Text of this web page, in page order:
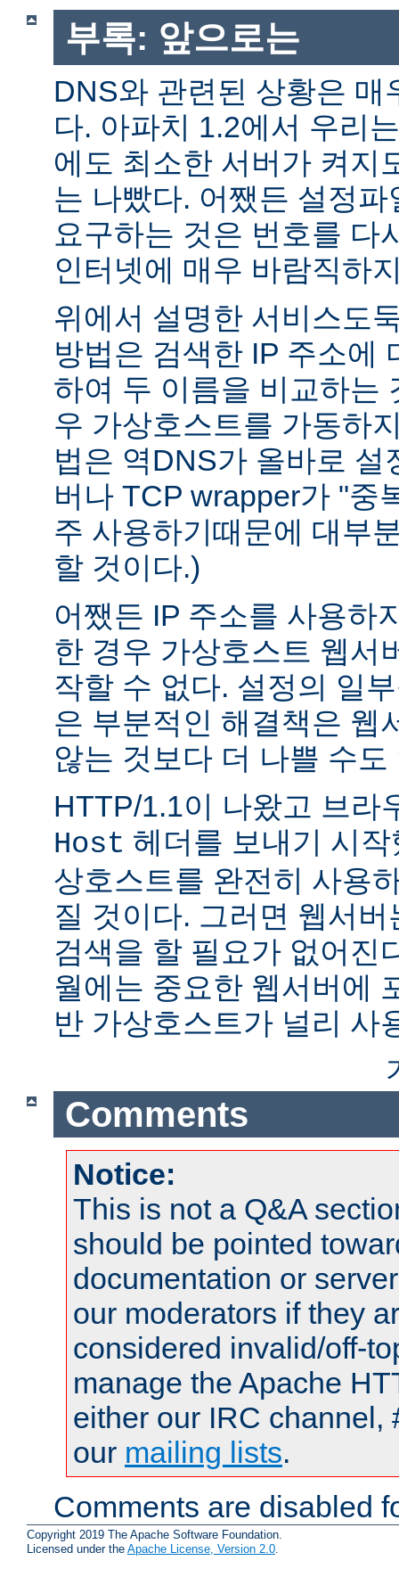
부록: 앞으로는
DNS와 관련된 상황은 매
다. 아파치 1.2에서 우리
에도 최소한 서버가 켜지
는 나빴다. 어쨌든 설정
요구하는 것은 번호를 다
인터넷에 매우 바람직하
위에서 설명한 서비스도
방법은 검색한 IP 주소에
하여 두 이름을 비교하는
우 가상호스트를 가동하
법은 역DNS가 올바로 설
버나 TCP wrapper가 "중
주 사용하기때문에 대부
할 것이다.)
어쨌든 IP 주소를 사용하
한 경우 가상호스트 웹서
작할 수 없다. 설정의 일
은 부분적인 해결책은 웹
않는 것보다 더 나쁠 수도
HTTP/1.1이 나왔고 브라
Host 헤더를 보내기 시
상호스트를 완전히 사용
질 것이다. 그러면 웹서
검색을 할 필요가 없어진
월에는 중요한 웹서버에
반 가상호스트가 널리 사
Comments
Notice:
This is not a Q&A
should be pointed
documentation or
our moderators if they
considered invalid/off-
manage the Apache
either our IRC channel,
our mailing lists.
Comments are disabled
Copyright 2019 The Apache Software Foundation.
Licensed under the Apache License, Version 2.0.